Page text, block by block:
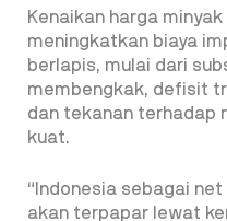
Kenaikan harga
meningkatkan biaya
berlapis, mulai dari
membengkak, defisit
dan tekanan terhadap
kuat.
“Indonesia sebagai
akan terpapar lewat